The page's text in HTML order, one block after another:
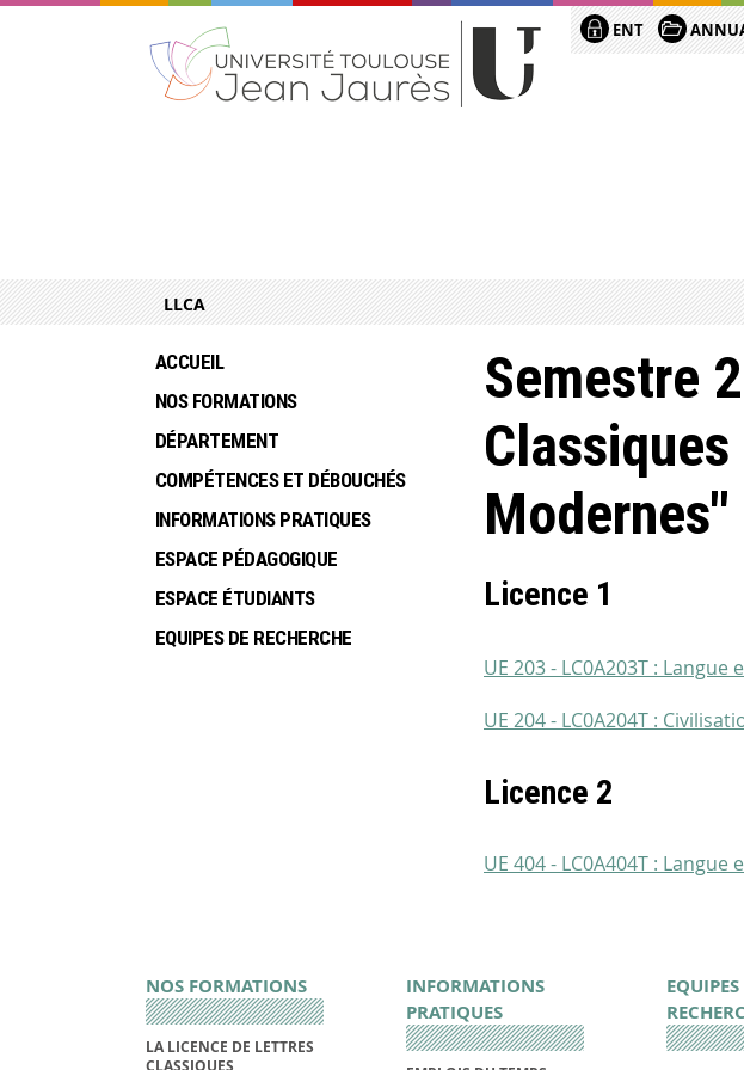
ENT
LLCA
Semestre
Modernes"
Licence 1
UE 203 - LC0A203T :
UE 204 - LC0A204T :
Licence 2
UE 404 - LC0A404T :
ACCUEIL
NOS FORMATIONS
DÉPARTEMENT
COMPÉTENCES ET DÉBOUCHÉS
INFORMATIONS PRATIQUES
ESPACE PÉDAGOGIQUE
ESPACE ÉTUDIANTS
EQUIPES DE RECHERCHE
NOS FORMATIONS
LA LICENCE DE LETTRES
CLASSIQUES
INFORMATIONS
PRATIQUES
EQUIPES